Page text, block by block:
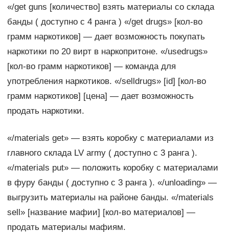
«/get guns [количество] взять материалы со склада
банды ( доступно с 4 ранга ) «/get drugs» [кол-во
грамм наркотиков] — дает возможность покупать
наркотики по 20 вирт в наркопритоне. «/usedrugs»
[кол-во грамм наркотиков] — команда для
употребления наркотиков. «/selldrugs» [id] [кол-во
грамм наркотиков] [цена] — дает возможность
продать наркотики.
«/materials get» — взять коробку с материалами из
главного склада LV army ( доступно с 3 ранга ).
«/materials put» — положить коробку с материалами
в фуру банды ( доступно с 3 ранга ). «/unloading» —
выгрузить материалы на районе банды. «/materials
sell» [название мафии] [кол-во материалов] —
продать материалы мафиям.